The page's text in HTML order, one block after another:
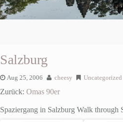
Salzburg
Aug 25, 2006 cheesy Uncategorized
Zurück: Omas 90er
Spaziergang in Salzburg Walk through